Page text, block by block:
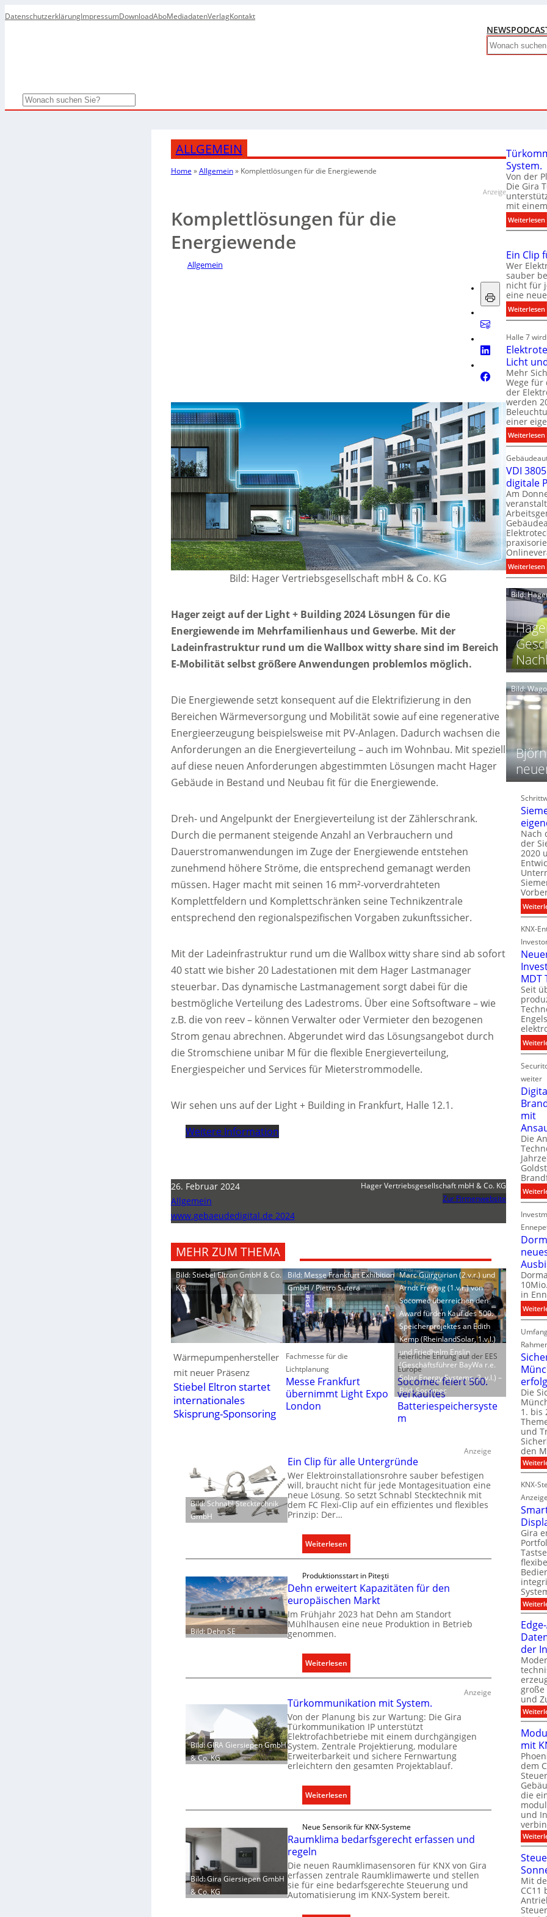
DatenschutzerklärungImpressumDownloadAboMediadatenVerlagKontakt
NEWS
Search
Search
ALLGEMEIN
Home »Allgemein» Komplettlösungen für die Energiewende
Anzeige
Komplettlösungen für die
Energiewende
Allgemein
Bild: Hager Vertriebsgesellschaft mbH & Co. KG
Hager zeigt auf der Light + Building 2024 Lösungen für die
Energiewende im Mehrfamilienhaus und Gewerbe. Mit der
Ladeinfrastruktur rund um die Wallbox witty share sind im Bereich
E-Mobilität selbst größere Anwendungen problemlos möglich.
Die Energiewende setzt konsequent auf die Elektrifizierung in den
Bereichen Wärmeversorgung und Mobilität sowie auf eine regenerative
Energieerzeugung beispielsweise mit PV-Anlagen. Dadurch wachsen die
Anforderungen an die Energieverteilung – auch im Wohnbau. Mit speziell
auf diese neuen Anforderungen abgestimmten Lösungen macht Hager
Gebäude in Bestand und Neubau fit für die Energiewende.
Dreh- und Angelpunkt der Energieverteilung ist der Zählerschrank.
Durch die permanent steigende Anzahl an Verbrauchern und
Dauerstromanwendungen im Zuge der Energiewende entstehen
zunehmend höhere Ströme, die entsprechend gemanagt werden
müssen. Hager macht mit seinen 16 mm²-vorverdrahteten
Komplettfeldern und Komplettschränken seine Technikzentrale
entsprechend den regionalspezifischen Vorgaben zukunftssicher.
Mit der Ladeinfrastruktur rund um die Wallbox witty share sind ab sofort
40 statt wie bisher 20 Ladestationen mit dem Hager Lastmanager
steuerbar. Das dynamische Lastmanagement sorgt dabei für die
bestmögliche Verteilung des Ladestroms. Über eine Softsoftware – wie
z.B. die von reev – können Verwalter oder Vermieter den bezogenen
Strom genau abrechnen. Abgerundet wird das Lösungsangebot durch
die Stromschiene unibar M für die flexible Energieverteilung,
Energiespeicher und Services für Mieterstrommodelle.
Wir sehen uns auf der Light + Building in Frankfurt, Halle 12.1.
Weitere Information
26. Februar 2024
Allgemein
www.gebaeudedigital.de 2024
Hager Vertriebsgesellschaft mbH & Co. KG
Zur Firmenwebsite
MEHR ZUM THEMA
Bild: Stiebel Eltron GmbH & Co.
KG
Wärmepumpenhersteller
mit neuer Präsenz
Stiebel Eltron startet
internationales
Skisprung-Sponsoring
Bild: Messe Frankfurt Exhibition
GmbH / Pietro Sutera
Fachmesse für die
Lichtplanung
Messe Frankfurt
übernimmt Light Expo
London
Marc Guirguirian (2.v.r.) und
Arndt Freytag (1.v.r.) von
Socomec überreichen den
Award fürden Kauf des 500.
Speicherprojektes an Edith
Kemp (RheinlandSolar, 1.v.l.)
und Friedhelm Enslin
(Geschäftsführer BayWa r.e.
Solar Energy Systems, 2. v.l.) –
Bild: Socomec
Feierliche Ehrung auf der EES
Europe
Socomec feiert 500.
verkauftes
Batteriespeichersyste
m
Anzeige
Bild: Schnabl Stecktechnik
GmbH
Ein Clip für alle Untergründe
Wer Elektroinstallationsrohre sauber befestigen
will, braucht nicht für jede Montagesituation eine
neue Lösung. So setzt Schnabl Stecktechnik mit
dem FC Flexi-Clip auf ein effizientes und flexibles
Prinzip: Der…
Weiterlesen:
E
n
C
l
i
r
l
l
e
U
n
t
r
g
r
ü
n
e
Bild: Dehn SE
Produktionsstart in Piteşti
Dehn erweitert Kapazitäten für den
europäischen Markt
Im Frühjahr 2023 hat Dehn am Standort
Mühlhausen eine neue Produktion in Betrieb
genommen.
Weiterlesen:
D
h
n
e
r
w
e
e
t
K
p
a
z
Anzeige
Bild: GIRA Giersiepen GmbH
& Co. KG
Türkommunikation mit System.
Von der Planung bis zur Wartung: Die Gira
Türkommunikation IP unterstützt
Elektrofachbetriebe mit einem durchgängigen
System. Zentrale Projektierung, modulare
Erweiterbarkeit und sichere Fernwartung
erleichtern den gesamten Projektablauf.
Weiterlesen:
T
r
k
m
m
u
Bild: Gira Giersiepen GmbH
& Co. KG
Neue Sensorik für KNX-Systeme
Raumklima bedarfsgerecht erfassen und
regeln
Die neuen Raumklimasensoren für KNX von Gira
erfassen zentrale Raumklimawerte und stellen
sie für eine bedarfsgerechte Steuerung und
Automatisierung im KNX-System bereit.
System.
Von der
Die Gira
mit
Weiterlesen:
r
u
i
k
t
i
i
t
s
t
.
Ein Clip
Wer
sauber
nicht für
eine
Weiterlesen:
l
i
f
r
a
l
l
e
t
e
r
r
ü
Halle 7
Licht
Mehr
Wege für
der
werden
einer
Weiterlesen:
l
e
k
t
r
t
c
n
2
c
h
t
l
e
c
t
g
s
t
c
i
k
VDI
digitale
Am
Weiterlesen:
I
0
5
l
s
s
e
f
r
i
g
i
t
l
P
d
t
a
t
Bild:
Bild:
Nach
der
2020
KNX-
MDT
Seit
weiter
mit
Die
in
Die
1. bis
und
den
KNX-
Anzeige
Gira
der
große
und
mit
dem
die
und
Mit
CC11